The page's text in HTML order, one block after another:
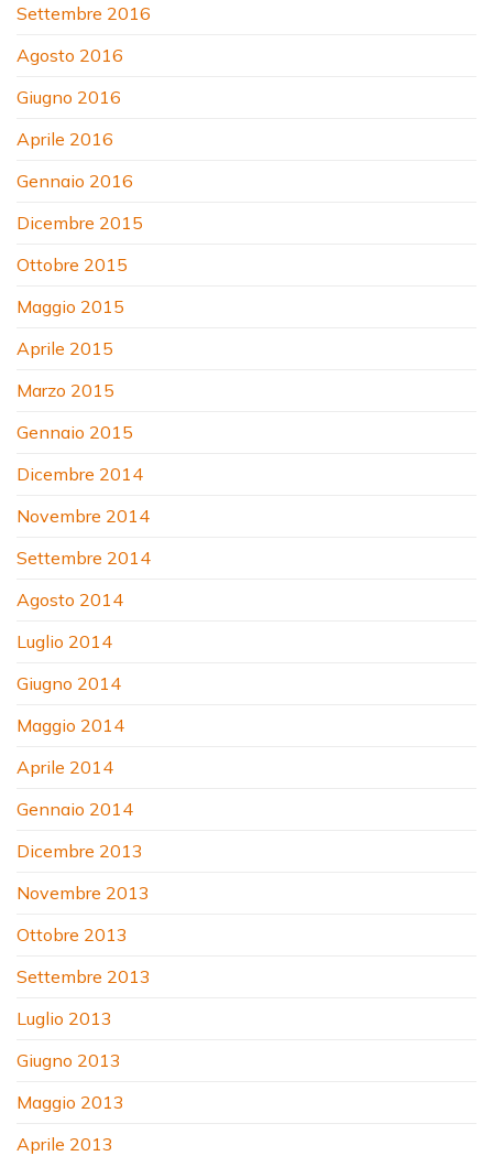
Settembre 2016
Agosto 2016
Giugno 2016
Aprile 2016
Gennaio 2016
Dicembre 2015
Ottobre 2015
Maggio 2015
Aprile 2015
Marzo 2015
Gennaio 2015
Dicembre 2014
Novembre 2014
Settembre 2014
Agosto 2014
Luglio 2014
Giugno 2014
Maggio 2014
Aprile 2014
Gennaio 2014
Dicembre 2013
Novembre 2013
Ottobre 2013
Settembre 2013
Luglio 2013
Giugno 2013
Maggio 2013
Aprile 2013